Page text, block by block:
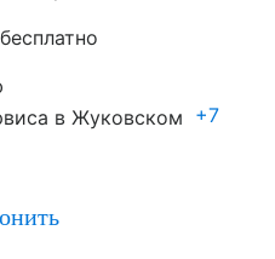
+7